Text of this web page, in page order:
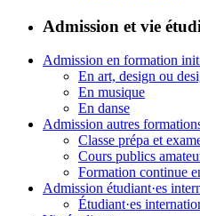
Admission et vie
Admission en formation
En art, design ou
En musique
En danse
Admission autres
Classe prépa et
Cours publics
Formation continue
Admission étudiant·es
Étudiant·es